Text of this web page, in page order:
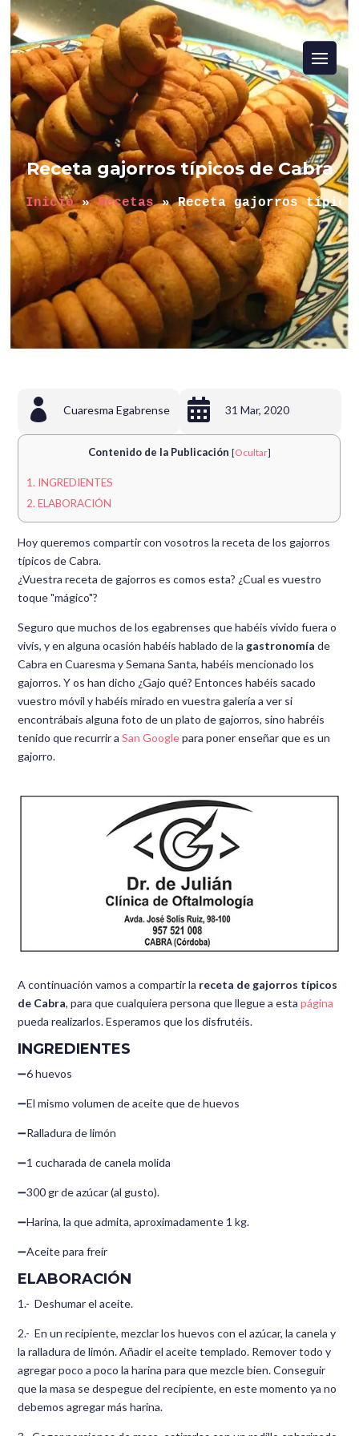
Receta gajorros típicos de Cabra
Inicio » Recetas » Receta gajorros
 Cuaresma Egabrense  31 Mar, 2020
Contenido de la Publicación [Ocultar]
1. INGREDIENTES
2. ELABORACIÓN
Hoy queremos compartir con vosotros la receta de los gajorros
típicos de Cabra.
¿Vuestra receta de gajorros es comos esta? ¿Cual es vuestro
toque "mágico"?
Seguro que muchos de los egabrenses que habéis vivido fuera o
vivís, y en alguna ocasión habéis hablado de la gastronomía de
Cabra en Cuaresma y Semana Santa, habéis mencionado los
gajorros. Y os han dicho ¿Gajo qué? Entonces habéis sacado
vuestro móvil y habéis mirado en vuestra galería a ver si
encontrábais alguna foto de un plato de gajorros, sino habréis
tenido que recurrir aSan Googlepara poner enseñar que es un
gajorro.
A continuación vamos a compartir la receta de gajorros típicos
de Cabra, para que cualquiera persona que llegue a estapágina
pueda realizarlos. Esperamos que los disfrutéis.
INGREDIENTES
➖6 huevos
➖El mismo volumen de aceite que de huevos
➖Ralladura de limón
➖1 cucharada de canela molida
➖300 gr de azúcar (al gusto).
➖Harina, la que admita, aproximadamente 1 kg.
➖Aceite para freír
ELABORACIÓN
1.- Deshumar el aceite.
2.- En un recipiente, mezclar los huevos con el azúcar, la canela y
la ralladura de limón. Añadir el aceite templado. Remover todo y
agregar poco a poco la harina para que mezcle bien. Conseguir
que la masa se despegue del recipiente, en este momento ya no
debemos agregar más harina.